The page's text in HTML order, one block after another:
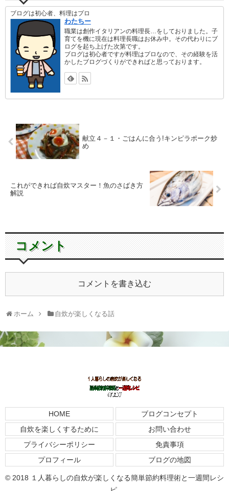
ブログは初心者、料理はプロ
わたちー
職業は創作イタリアンの料理長…をしておりました。子
育てを機に現在は料理長職はお休み中。その代わりにブ
ログを起ち上げた次第です。
ブログは初心者ですが料理はプロなので、その経験を活
かしたブログづくりができればと思っております。
献立４－１・ごはんに合う!キンピラポーク炒
め
これができれば自炊マスター！魚のさばき方
解説
コメント
コメントを書き込む
ホーム 自炊が楽しくなる話
HOME
ブログコンセプト
自炊を楽しくするために
お問い合わせ
プライバシーポリシー
免責事項
プロフィール
ブログの地図
© 2018 １人暮らしの自炊が楽しくなる簡単節約料理術と一週間レシ